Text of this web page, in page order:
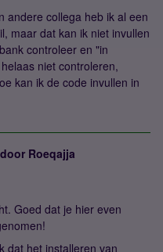
andere collega heb ik al een
maar dat kan ik niet invullen
controleer en "in
niet controleren,
kan ik de code invullen in
Roeqajja
Goed dat je hier even
dat het installeren van